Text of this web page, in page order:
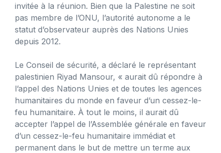
invitée à la réunion. Bien que la Palestine ne soit
pas membre de l’ONU, l’autorité autonome a le
statut d’observateur auprès des Nations Unies
depuis 2012.
Le Conseil de sécurité, a déclaré le représentant
palestinien Riyad Mansour, « aurait dû répondre à
l’appel des Nations Unies et de toutes les agences
humanitaires du monde en faveur d’un cessez-le-
feu humanitaire. À tout le moins, il aurait dû
accepter l’appel de l’Assemblée générale en faveur
d’un cessez-le-feu humanitaire immédiat et
permanent dans le but de mettre un terme aux